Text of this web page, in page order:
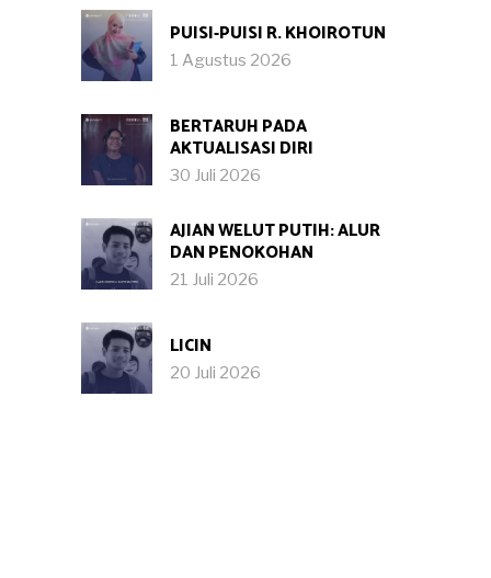
PUISI-PUISI R. KHOIROTUN
1 Agustus 2026
BERTARUH PADA
AKTUALISASI DIRI
30 Juli 2026
AJIAN WELUT PUTIH: ALUR
DAN PENOKOHAN
21 Juli 2026
LICIN
20 Juli 2026